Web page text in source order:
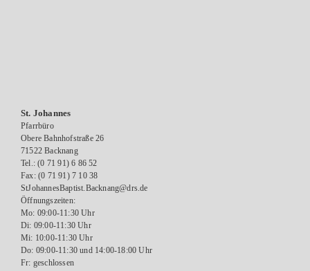
St. Johannes
Pfarrbüro
Obere Bahnhofstraße 26
71522 Backnang
Tel.: (0 71 91) 6 86 52
Fax: (0 71 91) 7 10 38
StJohannesBaptist.Backnang@drs.de
Öffnungszeiten:
Mo: 09:00-11:30 Uhr
Di: 09:00-11:30 Uhr
Mi: 10:00-11:30 Uhr
Do: 09:00-11:30 und 14:00-18:00 Uhr
Fr: geschlossen